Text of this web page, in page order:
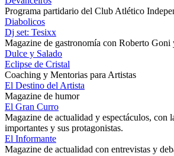
Programa partidario del Club Atlético
Diabolicos
Dj set: Tesixx
Magazine de gastronomía con Roberto Goni
Dulce y Salado
Eclipse de Cristal
Coaching y Mentorias para Artistas
El Destino del Artista
Magazine de humor
El Gran Curro
Magazine de actualidad y espectáculos, con
importantes y sus protagonistas.
El Informante
Magazine de actualidad con entrevistas y